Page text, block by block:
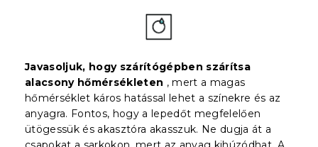
Javasoljuk, hogy szárítógépben szárítsa
alacsony hőmérsékleten , mert a magas
hőmérséklet káros hatással lehet a színekre és az
anyagra. Fontos, hogy a lepedőt megfelelően
ütögessük és akasztóra akasszuk. Ne dugja át a